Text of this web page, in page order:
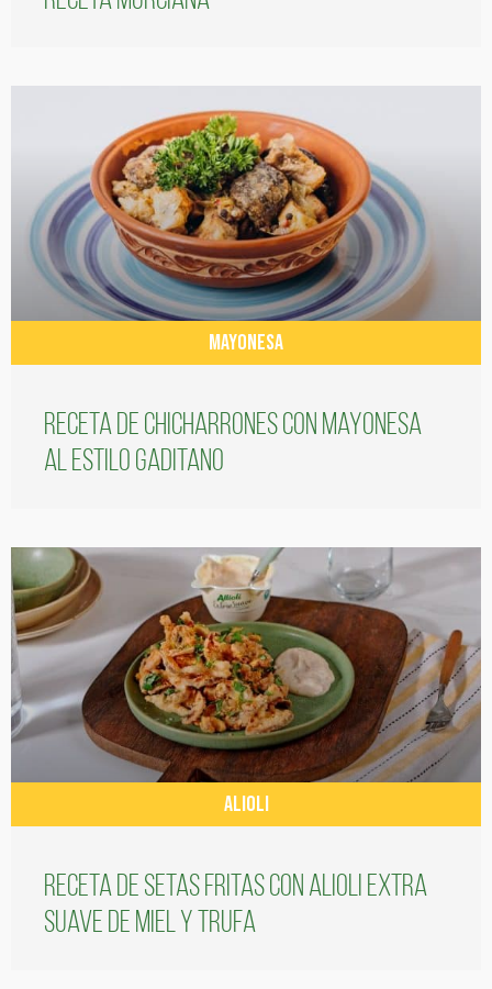
MAYONESA
Receta de chicharrones con mayonesa
al estilo gaditano
ALIOLI
Receta de setas fritas con alioli extra
suave de miel y trufa